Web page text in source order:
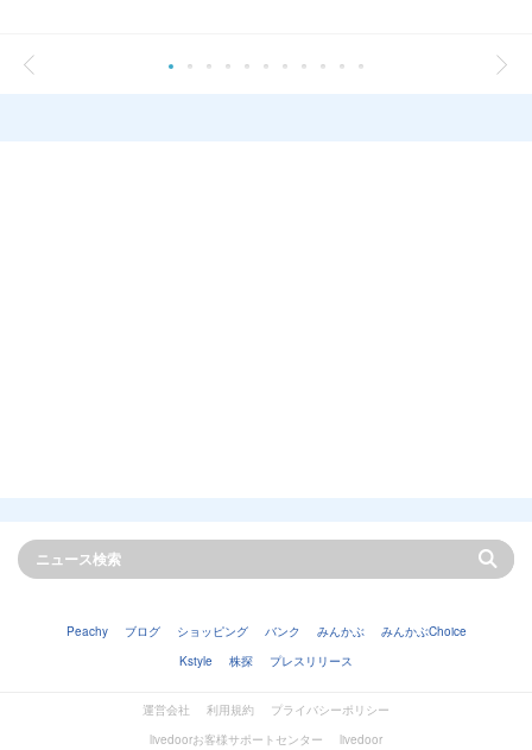
Peachy ブログ ショッピング バンク みんかぶ
みんかぶChoice
Kstyle
株探 プレスリリース
運営会社 利用規約
プライバシーポリシー
livedoorお客様サポートセンター
livedoor